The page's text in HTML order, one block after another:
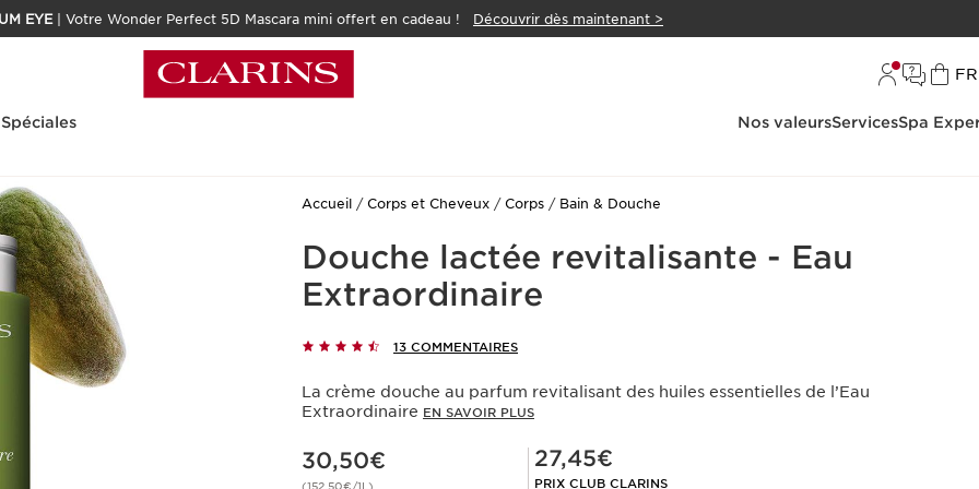
EYE| Votre Wonder Perfect 5D Mascara mini offert en cadeau ! Découvrir dès maintenant >
FR
Nos valeursServicesSpa
Accueil Corps et Cheveux Corps Bain & Douche
Douche lactée revitalisante - Eau
Extraordinaire
13 COMMENTAIRES
La crème douche au parfum revitalisant des huiles essentielles de l’Eau
Extraordinaire EN SAVOIR PLUS
Nouveau prix 30,50€
30,50€
(152,50€/1L)
Prix Club Clarins 27,45€
27,45€
PRIX CLUB CLARINS